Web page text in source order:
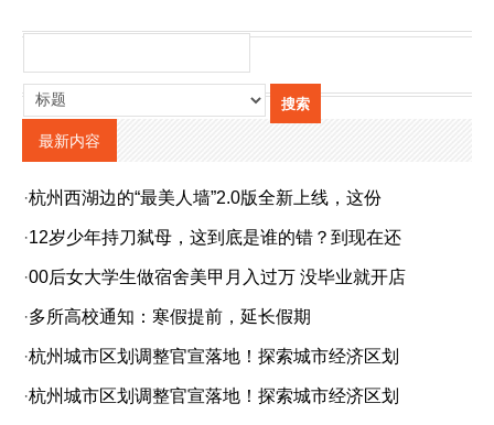
最新内容
·杭州西湖边的“最美人墙”2.0版全新上线，这份
·12岁少年持刀弑母，这到底是谁的错？到现在还
·00后女大学生做宿舍美甲月入过万 没毕业就开店
·多所高校通知：寒假提前，延长假期
·杭州城市区划调整官宣落地！探索城市经济区划
·杭州城市区划调整官宣落地！探索城市经济区划